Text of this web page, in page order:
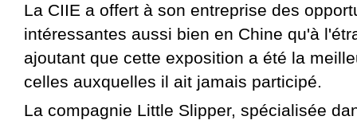
La CIIE a offert à son entreprise des
intéressantes aussi bien en Chine qu'à
ajoutant que cette exposition a été la
celles auxquelles il ait jamais participé.
La compagnie Little Slipper, spécialisée